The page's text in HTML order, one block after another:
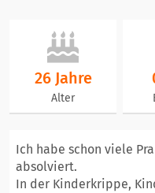
26 Jahre
Alter
Ich habe schon viele
absolviert.
In der Kinderkrippe,